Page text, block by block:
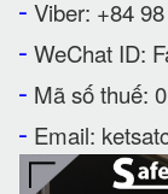
- Viber: +84
- WeChat ID:
- Mã số thuế:
- Email: